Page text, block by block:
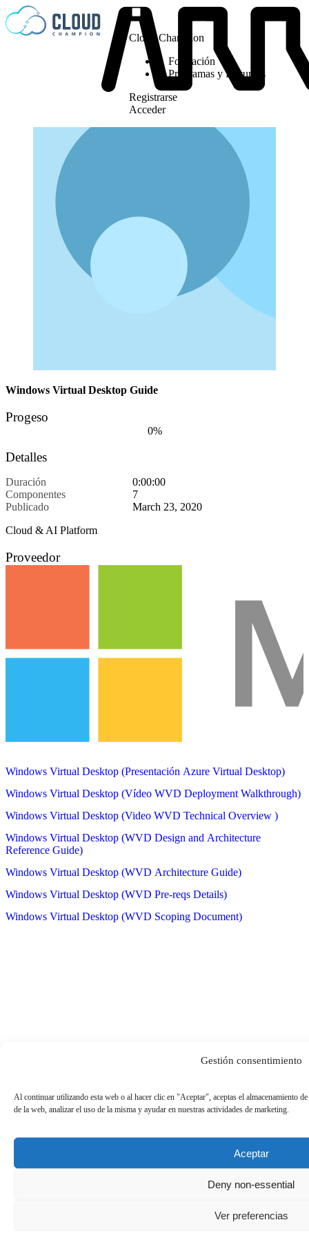
Gestión consentimiento
Al continuar utilizando esta web o al hacer clic en "Aceptar", aceptas el almacenamiento
de la web, analizar el uso de la misma y ayudar en nuestras actividades de marketing.
Aceptar
Deny non-essential
Ver preferencias
Saltar al contenido
Cloud Champion
Formación
Programas y Recursos
Registrarse
Acceder
Windows Virtual Desktop Guide
Progeso
0%
Detalles
Duración
0:00:00
Componentes
7
Publicado
March 23, 2020
Cloud & AI Platform
Proveedor
Windows Virtual Desktop (Presentación Azure Virtual Desktop)
Windows Virtual Desktop (Vídeo WVD Deployment Walkthrough)
Windows Virtual Desktop (Video WVD Technical Overview )
Windows Virtual Desktop (WVD Design and Architecture
Reference Guide)
Windows Virtual Desktop (WVD Architecture Guide)
Windows Virtual Desktop (WVD Pre-reqs Details)
Windows Virtual Desktop (WVD Scoping Document)